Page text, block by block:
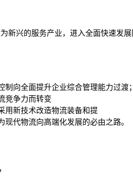
新兴的服务产业，进入全面快速发
向全面提升企业综合管理能力过渡；
竞争力而转变
用新技术改造物流装备和提
代物流向高端化发展的必由之路。